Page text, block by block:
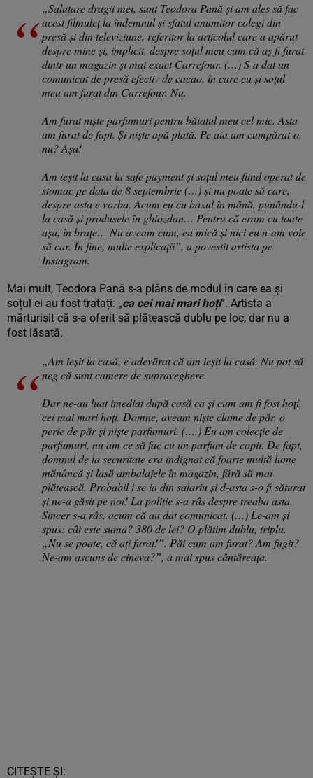
„Salutare dragii mei, sunt Teodora Pană și am ales să fac
acest filmuleț la îndemnul și sfatul anumitor colegi din
presă și din televiziune, referitor la articolul care a apărut
despre mine și, implicit, despre soțul meu cum că aș fi furat
dintr-un magazin și mai exact Carrefour. (…) S-a dat un
comunicat de presă efectiv de cacao, în care eu și soțul
meu am furat din Carrefour. Nu.
Am furat niște parfumuri pentru băiatul meu cel mic. Asta
am furat de fapt. Și niște apă plată. Pe aia am cumpărat-o,
nu? Așa!
Am ieșit la casa la safe payment şi soțul meu fiind operat de
stomac pe data de 8 septembrie (…) şi nu poate să care,
despre asta e vorba. Acum eu cu baxul în mână, punându-l
la casă şi produsele în ghiozdan… Pentru că eram cu toate
așa, în brațe… Nu aveam cum, eu mică și nici eu n-am voie
să car. În fine, multe explicații”, a povestit artista pe
Instagram.
Mai mult, Teodora Pană s-a plâns de modul în care ea și
soțul ei au fost tratați: „ca cei mai mari hoți”. Artista a
mărturisit că s-a oferit să plătească dublu pe loc, dar nu a
fost lăsată.
„Am ieșit la casă, e adevărat că am ieșit la casă. Nu pot să
neg că sunt camere de supraveghere.
Dar ne-au luat imediat după casă ca și cum am fi fost hoți,
cei mai mari hoți. Domne, aveam niște clame de păr, o
perie de păr şi niște parfumuri. (….) Eu am colecție de
parfumuri, nu am ce să fac cu un parfum de copii. De fapt,
domnul de la securitate era indignat că foarte multă lume
mănâncă și lasă ambalajele în magazin, fără să mai
plătească. Probabil i se ia din salariu și d-asta s-o fi săturat
și ne-a găsit pe noi! La poliție s-a râs despre treaba asta.
Sincer s-a râs, acum că au dat comunicat. (…) Le-am și
spus: cât este suma? 380 de lei? O plătim dublu, triplu.
„Nu se poate, că ați furat!”. Păi cum am furat? Am fugit?
Ne-am ascuns de cineva?”, a mai spus cântăreața.
CITEȘTE ȘI: